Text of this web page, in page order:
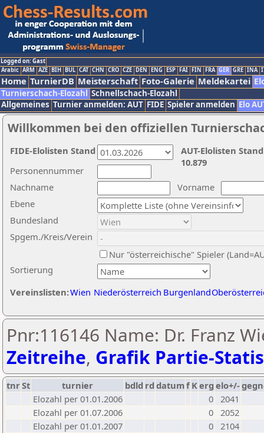
Logged on: Gast
Arabic ARM AZE BIH BUL CAT CHN CRO CZE DEN ENG ESP FAI FIN FRA GER GRE INA
Home TurnierDB Meisterschaft Foto-Galerie Meldekartei
Turnierschach-Elozahl Schnellschach-Elozahl
Allgemeines Turnier anmelden: AUT FIDE Spieler anmelden Elo
Willkommen bei den offiziellen
Nachname
Vorname
Ebene
Sortierung
Personennummer
Bundesland
Spgem./Kreis/Verein
Nur "österreichische" Spieler
Vereinslisten:Wien Niederösterreich Burgenland
AUT-Elolisten
10.879
FIDE-Elolisten Stand
Pnr:116146 Name: Dr. Franz
Zeitreihe, Grafik Partie-
tnrSt turnier bdld rd datumf Kerg elo+/-
Elozahl per 01.01.2006
0 2041
Elozahl per 01.07.2006
0 2052
Elozahl per 01.01.2007
0 2104